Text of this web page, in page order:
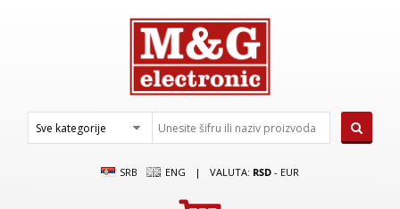
SRB ENG | VALUTA: RSD - EUR